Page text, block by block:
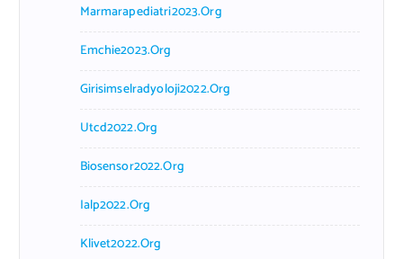
Marmarapediatri2023.org
Emchie2023.org
Girisimselradyoloji2022.org
Utcd2022.org
Biosensor2022.org
Ialp2022.org
Klivet2022.org